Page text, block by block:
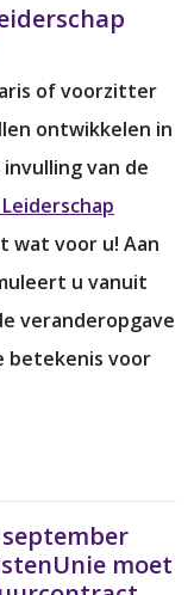
of voorzitter
ontwikkelen in
van de
wat voor u! Aan
u vanuit
veranderopgave
betekenis voor
moet